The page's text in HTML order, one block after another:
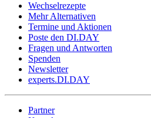
Wechselrezepte
Mehr Alternativen
Termine und Aktionen
Poste den DI.DAY
Fragen und Antworten
Spenden
Newsletter
experts.DI.DAY
Partner